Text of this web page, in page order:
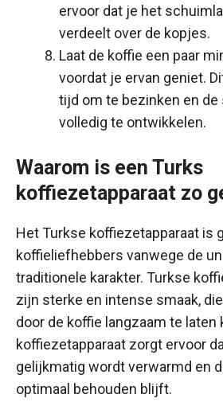
ervoor dat je het
verdeelt over de kopjes.
Laat de koffie een paar
voordat je ervan geniet.
tijd om te bezinken en de
volledig te ontwikkelen.
Waarom is een Turks
koffiezetapparaat zo
Het Turkse koffiezetapparaat is
koffieliefhebbers vanwege de
traditionele karakter. Turkse
zijn sterke en intense smaak,
door de koffie langzaam te laten
koffiezetapparaat zorgt ervoor
gelijkmatig wordt verwarmd en
optimaal behouden blijft.